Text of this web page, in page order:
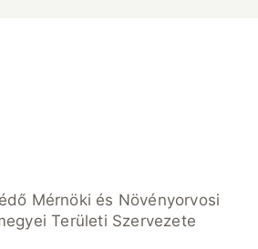
Mérnöki és Növényorvosi
Területi Szervezete